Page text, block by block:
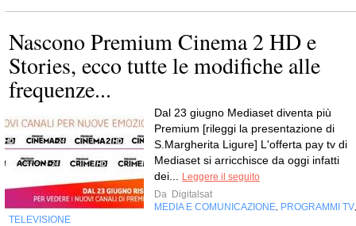
Nascono Premium Cinema 2 HD e
Stories, ecco tutte le modifiche alle
frequenze...
Dal 23 giugno Mediaset diventa più
Premium [rileggi la presentazione di
S.Margherita Ligure] L'offerta pay tv di
Mediaset si arricchisce da oggi infatti
dei...
Leggere il seguito
Da Digitalsat
MEDIA E COMUNICAZIONE PROGRAMMI TV
TELEVISIONE